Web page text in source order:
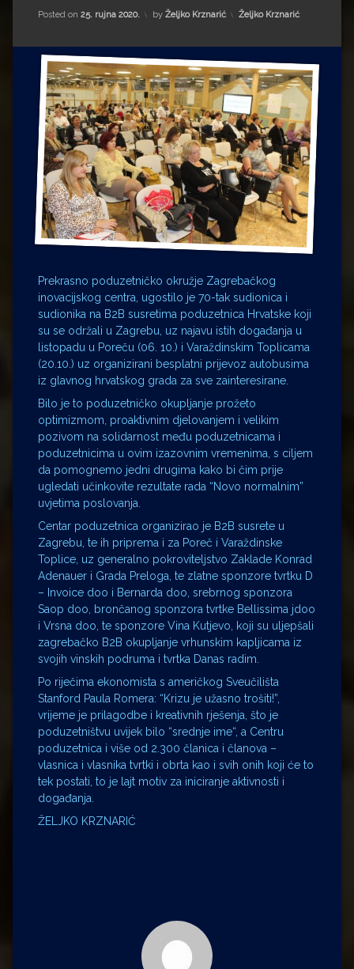
Matea Andrić
Ljiljana Lekanić-Kljaić
Željko Krznarić
Mario Lovreković
Miroslav Šantek
Posted on 25. rujna 2020. by Željko Krznarić Kategorije:
Željko Krznarić
Prekrasno poduzetničko okružje Zagrebačkog
inovacijskog centra, ugostilo je 70-tak sudionica i
sudionika na B2B susretima poduzetnica Hrvatske koji
su se održali u Zagrebu, uz najavu istih događanja u
listopadu u Poreču (06. 10.) i Varaždinskim Toplicama
(20.10.) uz organizirani besplatni prijevoz autobusima
iz glavnog hrvatskog grada za sve zainteresirane.
Bilo je to poduzetničko okupljanje prožeto
optimizmom, proaktivnim djelovanjem i velikim
pozivom na solidarnost među poduzetnicama i
poduzetnicima u ovim izazovnim vremenima, s ciljem
da pomognemo jedni drugima kako bi čim prije
ugledati učinkovite rezultate rada “Novo normalnim”
uvjetima poslovanja.
Centar poduzetnica organizirao je B2B susrete u
Zagrebu, te ih priprema i za Poreč i Varaždinske
Toplice, uz generalno pokroviteljstvo Zaklade Konrad
Adenauer i Grada Preloga, te zlatne sponzore tvrtku D
– Invoice doo i Bernarda doo, srebrnog sponzora
Saop doo, brončanog sponzora tvrtke Bellissima jdoo
i Vrsna doo, te sponzore Vina Kutjevo, koji su uljepšali
zagrebačko B2B okupljanje vrhunskim kapljicama iz
svojih vinskih podruma i tvrtka Danas radim.
Po riječima ekonomista s američkog Sveučilišta
Stanford Paula Romera: “Krizu je užasno trošiti!”,
vrijeme je prilagodbe i kreativnih rješenja, što je
poduzetništvu uvijek bilo “srednje ime“, a Centru
poduzetnica i više od 2.300 članica i članova –
vlasnica i vlasnika tvrtki i obrta kao i svih onih koji će to
tek postati, to je lajt motiv za iniciranje aktivnosti i
događanja.
ŽELJKO KRZNARIĆ